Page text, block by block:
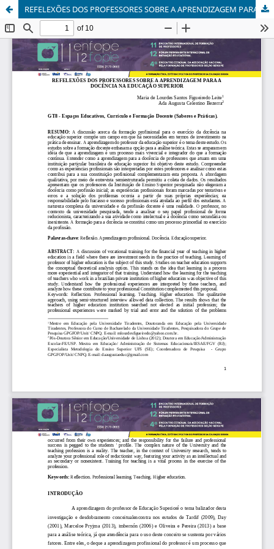
REFELEXÕES DOS PROFESSORES SOBRE A APRENDIZAGEM PARA A DOCÊNCIA NA EDUCAÇÃO SUPERIOR